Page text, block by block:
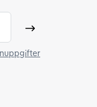
Skicka